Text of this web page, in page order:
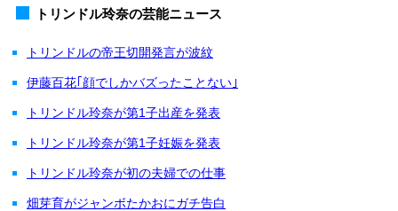
トリンドル玲奈の芸能ニュース
トリンドルの帝王切開発言が波紋
伊藤百花｢顔でしかバズったことない｣
トリンドル玲奈が第1子出産を発表
トリンドル玲奈が第1子妊娠を発表
トリンドル玲奈が初の夫婦での仕事
畑芽育がジャンボたかおにガチ告白